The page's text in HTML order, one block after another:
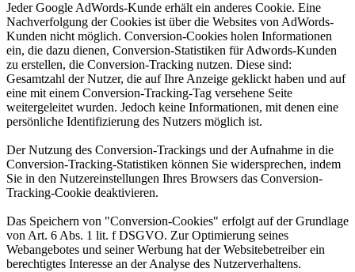
Jeder Google AdWords-Kunde erhält ein anderes Cookie. Eine
Nachverfolgung der Cookies ist über die Websites von AdWords-
Kunden nicht möglich. Conversion-Cookies holen Informationen
ein, die dazu dienen, Conversion-Statistiken für Adwords-Kunden
zu erstellen, die Conversion-Tracking nutzen. Diese sind:
Gesamtzahl der Nutzer, die auf Ihre Anzeige geklickt haben und auf
eine mit einem Conversion-Tracking-Tag versehene Seite
weitergeleitet wurden. Jedoch keine Informationen, mit denen eine
persönliche Identifizierung des Nutzers möglich ist.
Der Nutzung des Conversion-Trackings und der Aufnahme in die
Conversion-Tracking-Statistiken können Sie widersprechen, indem
Sie in den Nutzereinstellungen Ihres Browsers das Conversion-
Tracking-Cookie deaktivieren.
Das Speichern von "Conversion-Cookies" erfolgt auf der Grundlage
von Art. 6 Abs. 1 lit. f DSGVO. Zur Optimierung seines
Webangebotes und seiner Werbung hat der Websitebetreiber ein
berechtigtes Interesse an der Analyse des Nutzerverhaltens.